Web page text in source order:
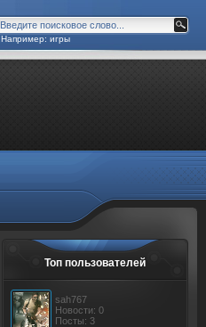
Например: игры
Топ пользователей
sah767
Новости: 0
Посты: 3